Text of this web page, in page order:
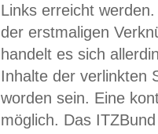
Links erreicht
der erstmaligen
handelt es sich
Inhalte der verlinkten
worden sein. Eine
möglich. Das